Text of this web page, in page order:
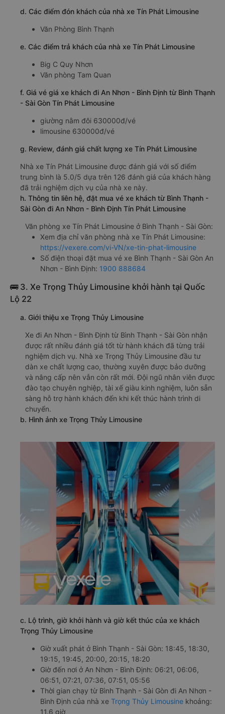
d. Các điểm đón khách của nhà xe Tín Phát Limousine
Văn Phòng Bình Thạnh
e. Các điểm trả khách của nhà xe Tín Phát Limousine
Big C Quy Nhơn
Văn phòng Tam Quan
f. Giá vé giá xe khách đi An Nhơn - Bình Định từ Bình Thạnh
- Sài Gòn Tín Phát Limousine
giường nằm đôi 630000đ/vé
limousine 630000đ/vé
g. Review, đánh giá chất lượng xe Tín Phát Limousine
Nhà xe Tín Phát Limousine được đánh giá với số điểm
trung bình là 5.0/5 dựa trên 126 đánh giá của khách hàng
đã trải nghiệm dịch vụ của nhà xe này.
h. Thông tin liên hệ, đặt mua vé xe khách từ Bình Thạnh -
Sài Gòn đi An Nhơn - Bình Định Tín Phát Limousine
Văn phòng xe Tín Phát Limousine ở Bình Thạnh - Sài Gòn:
Xem địa chỉ văn phòng nhà xe Tín Phát Limousine:
https://vexere.com/vi-VN/xe-tin-phat-limousine
Số điện thoại đặt mua vé xe Bình Thạnh - Sài Gòn An
Nhơn - Bình Định: 1900 888684
🚌 3. Xe Trọng Thủy Limousine khởi hành tại Quốc
Lộ 22
a. Giới thiệu xe Trọng Thủy Limousine
Xe đi An Nhơn - Bình Định từ Bình Thạnh - Sài Gòn nhận
được rất nhiều đánh giá tốt từ hành khách đã từng trải
nghiệm dịch vụ. Nhà xe Trọng Thủy Limousine đầu tư
dàn xe chất lượng cao, thường xuyên được bảo dưỡng
và nâng cấp nên vẫn còn rất mới. Đội ngũ nhân viên được
đào tạo chuyên nghiệp, tài xế giàu kinh nghiệm, luôn sẵn
sàng hỗ trợ hành khách đến khi kết thúc hành trình di
chuyển.
b. Hình ảnh xe Trọng Thủy Limousine
c. Lộ trình, giờ khởi hành và giờ kết thúc của xe khách
Trọng Thủy Limousine
Giờ xuất phát ở Bình Thạnh - Sài Gòn: 18:45, 18:30,
19:15, 19:45, 20:00, 20:15, 18:20
Giờ đến nơi ở An Nhơn - Bình Định: 06:21, 06:06,
06:51, 07:21, 07:36, 07:51, 05:56
Thời gian chạy từ Bình Thạnh - Sài Gòn đi An Nhơn -
Bình Định của nhà xe Trọng Thủy Limousine khoảng:
11.6 giờ